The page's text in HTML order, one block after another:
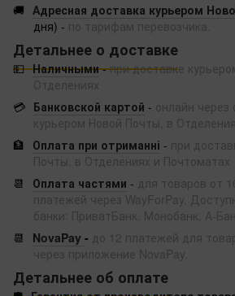
🚚 Адресная доставка курьером
дня) - по тарифам перевозчика.
Детальнее о доставке
💵 Наличными-при доставке
Отделениях
💳 Банковской картой - онлайн через
курьером Новой Почты, в
🏦
Оплата при отриманні - при
Почты, в Отделениях и Почтоматах
📆
Оплата частями - для товаров от
платежей через WayForPay.
банки: ПриватБанк, Монобанк, А-
📆
NovaPay - до 12 платежей для
через приложение NovaPay.
Детальнее об оплате